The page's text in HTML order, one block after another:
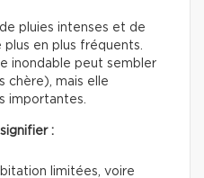
pluies intenses et de
en plus fréquents.
inondable peut sembler
chère), mais elle
importantes.
:
limitées, voire